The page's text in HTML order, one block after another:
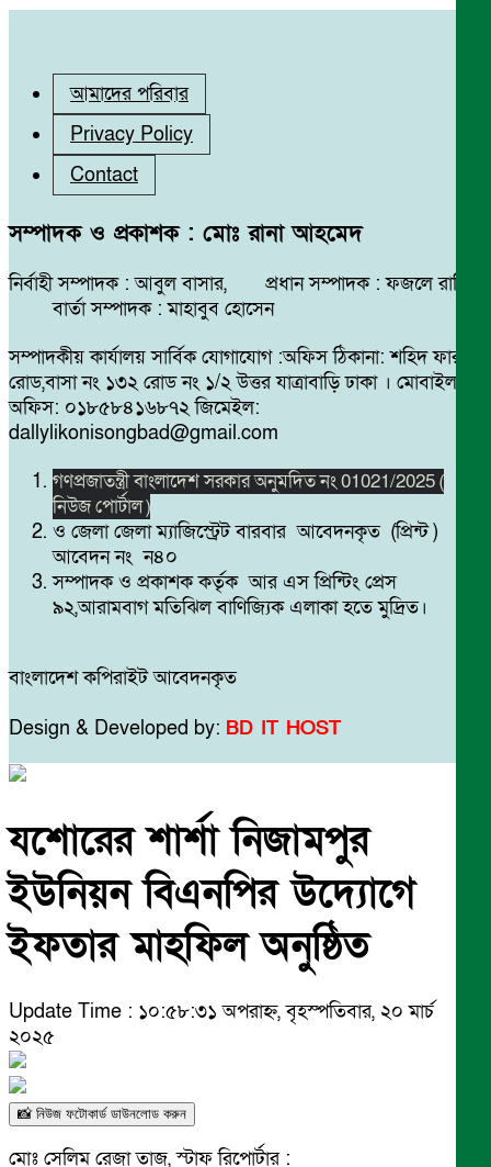
আমাদের পরিবার
Privacy Policy
Contact
সম্পাদক ও প্রকাশক : মোঃ রানা আহমেদ
নির্বাহী সম্পাদক : আবুল বাসার, প্রধান সম্পাদক : ফজলে রাব্বি
বার্তা সম্পাদক : মাহাবুব হোসেন
সম্পাদকীয় কার্যালয় সার্বিক যোগাযোগ :অফিস ঠিকানা: শহিদ ফারুক
রোড,বাসা নং ১৩২ রোড নং ১/২ উত্তর যাত্রাবাড়ি ঢাকা । মোবাইল
অফিস: ০১৮৫৮৪১৬৮৭২ জিমেইল:
dallylikonisongbad@gmail.com
গণপ্রজাতন্ত্রী বাংলাদেশ সরকার অনুমদিত নং 01021/2025 (
নিউজ পোর্টাল )
ও জেলা জেলা ম্যাজিস্ট্রেট বারবার আবেদনকৃত (প্রিন্ট )
আবেদন নং ন৪০
সম্পাদক ও প্রকাশক কর্তৃক আর এস প্রিন্টিং প্রেস
৯২,আরামবাগ মতিঝিল বাণিজ্যিক এলাকা হতে মুদ্রিত।
বাংলাদেশ কপিরাইট আবেদনকৃত
Design & Developed by: BD IT HOST
যশোরের শার্শা নিজামপুর
ইউনিয়ন বিএনপির উদ্যোগে
ইফতার মাহফিল অনুষ্ঠিত
Update Time : ১০:৫৮:৩১ অপরাহ্ন, বৃহস্পতিবার, ২০ মার্চ
২০২৫
📸 নিউজ ফটোকার্ড ডাউনলোড করুন
মোঃ সেলিম রেজা তাজ, স্টাফ রিপোর্টার :